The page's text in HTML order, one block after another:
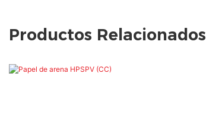
Productos Relacionados